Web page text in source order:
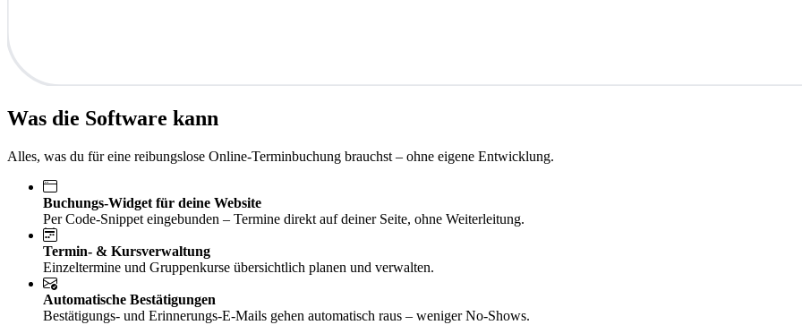
Was die Software kann
Alles, was du für eine reibungslose Online-Terminbuchung brauchst – ohne eigene Entwicklung.
Buchungs-Widget für deine Website
Per Code-Snippet eingebunden – Termine direkt auf deiner Seite, ohne Weiterleitung.
Termin- & Kursverwaltung
Einzeltermine und Gruppenkurse übersichtlich planen und verwalten.
Automatische Bestätigungen
Bestätigungs- und Erinnerungs-E-Mails gehen automatisch raus – weniger No-Shows.